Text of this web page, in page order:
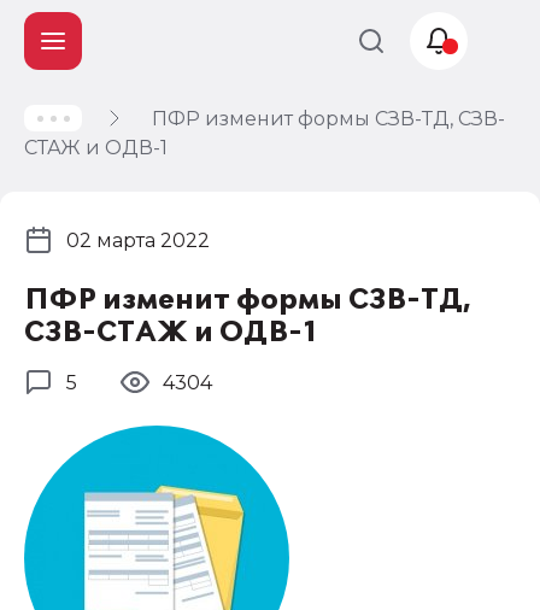
ПФР изменит формы СЗВ-ТД, СЗВ-
СТАЖ и ОДВ-1
ПФР изменит формы СЗВ-ТД,
СЗВ-СТАЖ и ОДВ-1
02 марта 2022
5 4304
Учет и
налогообложение